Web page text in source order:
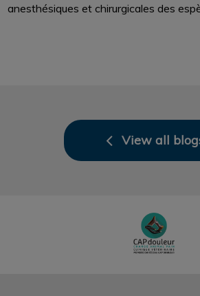
anesthésiques et chirurgicales des
View all